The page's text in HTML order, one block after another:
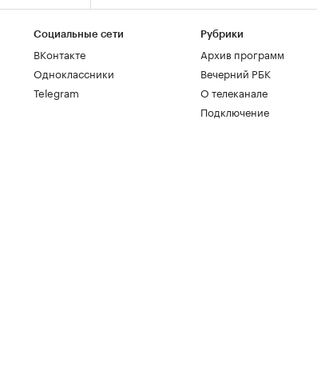
Социальные сети
ВКонтакте
Одноклассники
Telegram
Рубрики
Архив программ
Вечерний РБК
О телеканале
Подключение